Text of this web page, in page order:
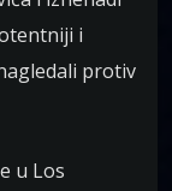
i
protiv
u Los